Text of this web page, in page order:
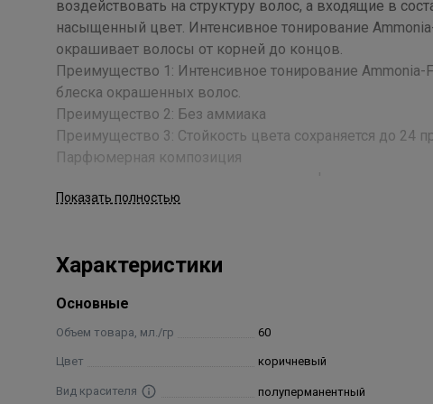
воздействовать на структуру волос, а входящие в
насыщенный цвет. Интенсивное тонирование
окрашивает волосы от корней до концов.
Преимущество 1: Интенсивное тонирование Ammonia-
блеска окрашенных волос.
Преимущество 2: Без аммиака
Преимущество 3: Стойкость цвета сохраняется до 24
Парфюмерная композиция
• превращает процедуру окрашивания в истинное
Применение
наносить равномерно от корней до концов на
Интенсивное тонирование Londa Professional
Vol.) или 4 % (13 Vol.). Пропорция смешивания 1:2,
Показать полностью
Характеристики
Основные
Объем товара, мл./гр 60
Цвет коричневый
Вид красителя полуперманентный